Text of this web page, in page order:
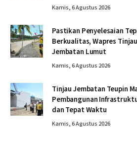
Kamis, 6 Agustus 2026
Pastikan Penyelesaian
Berkualitas, Wapres
Jembatan Lumut
Kamis, 6 Agustus 2026
Tinjau Jembatan Teupin
Pembangunan
dan Tepat Waktu
Kamis, 6 Agustus 2026